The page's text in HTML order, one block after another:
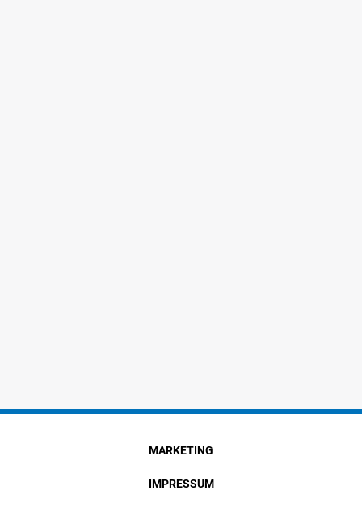
MARKETING
IMPRESSUM